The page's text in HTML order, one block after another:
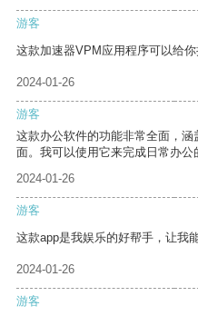
游客
这款加速器VPM应用程序可以给
2024-01-26
游客
这款办公软件的功能非常全面，
面。我可以使用它来完成日常办公
2024-01-26
游客
这款app是我娱乐的好帮手，让我
2024-01-26
游客